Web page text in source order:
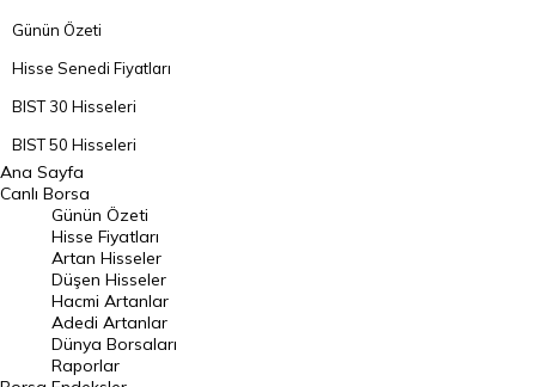
Günün Özeti
Hisse Senedi Fiyatları
BIST 30 Hisseleri
BIST 50 Hisseleri
BIST 100 Hisseleri
En Çok Artan Hisseler
En Çok Düşen Hisseler
Hacmi Artanlar
Geçmiş Kapanışlar
Dünya Borsaları
Ana Sayfa
Canlı Borsa
Günün Özeti
Hisse Fiyatları
Artan Hisseler
Düşen Hisseler
Hacmi Artanlar
Adedi Artanlar
Dünya Borsaları
Raporlar